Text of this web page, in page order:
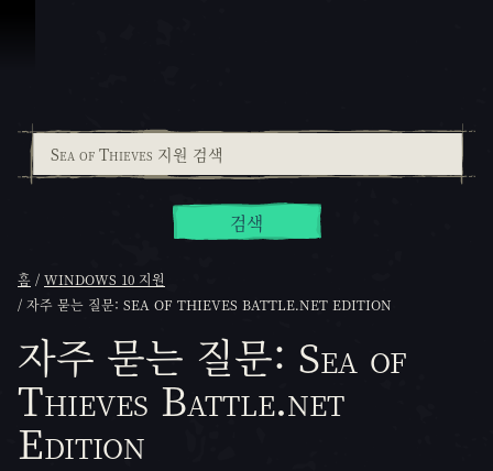
검색
홈
WINDOWS 10 지원
자주 묻는 질문: SEA OF THIEVES BATTLE.NET EDITION
자주 묻는 질문: Sea of
Thieves Battle.net
Edition